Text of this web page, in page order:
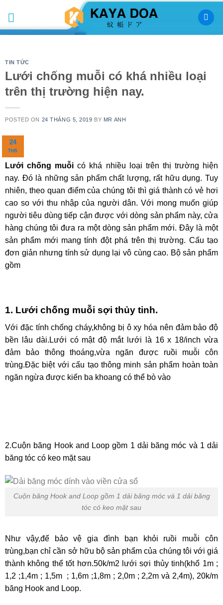
content
TIN TỨC
Lưới chống muỗi có khá nhiều loại
trên thị trường hiện nay.
POSTED ON 24 THÁNG 5, 2019 BY MR ANH
24
TH5
Lưới chống muỗi có khá nhiều loại trên thị trường hiện
nay. Đó là những sản phẩm chất lượng, rất hữu dụng. Tuy
nhiên, theo quan điểm của chúng tôi thì giá thành có vẻ hơi
cao so với thu nhập của người dân. Với mong muốn giúp
người tiêu dùng tiếp cận được với dòng sản phẩm này, cửa
hàng chúng tôi đưa ra một dòng sản phẩm mới. Đây là một
sản phẩm mới mang tính đột phá trên thị trường. Cấu tạo
đơn giản nhưng tính sử dụng lại vô cùng cao. Bộ sản phẩm
gồm
1. Lưới chống muỗi sợi thủy tinh.
Với đặc tính chống cháy,không bị ô xy hóa nên đảm bảo độ
bền lâu dài.Lưới có mật độ mắt lưới là 16 x 18/inch vừa
đảm bảo thông thoáng,vừa ngăn được ruồi muỗi côn
trùng.Đặc biệt với cấu tạo thông minh sản phẩm hoàn toàn
ngăn ngừa được kiến ba khoang có thể bò vào
2.Cuộn băng Hook and Loop gồm 1 dải băng móc và 1 dải
băng tóc có keo mặt sau
Cuộn băng Hook and Loop gồm 1 dải băng móc và 1 dải băng
tóc có keo mặt sau
Như vậy,để bảo vệ gia đình bạn khỏi ruồi muỗi côn
trùng,bạn chỉ cần sở hữu bộ sản phẩm của chúng tôi với giá
thành không thể tốt hơn.50k/m2 lưới sợi thủy tinh(khổ 1m ;
1,2 ;1,4m ; 1,5m ; 1,6m ;1,8m ; 2,0m ; 2,2m và 2,4m), 20k/m
băng Hook and Loop.